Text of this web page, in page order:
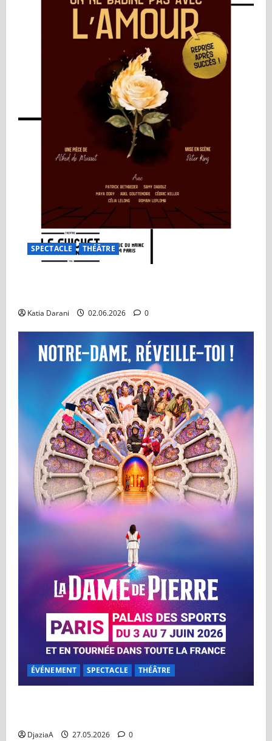
SPECTACLE THÉÂTRE
Katia Darani 02.06.2026 0
ÉVÉNEMENT SPECTACLE THÉÂTRE
DjaziaA 27.05.2026 0